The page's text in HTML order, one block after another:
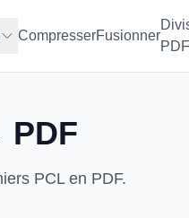
CompresserFusionner
PDF
PCL en PDF.